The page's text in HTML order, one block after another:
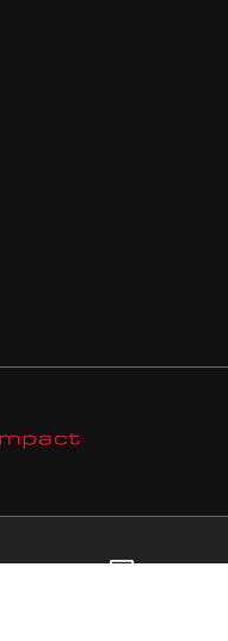
21
موقع البرامج